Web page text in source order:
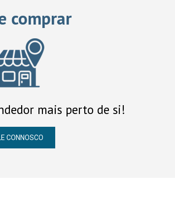
comprar
mais perto de si!
CONNOSCO